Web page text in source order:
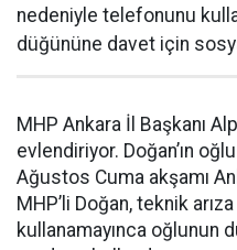
nedeniyle telefonunu
düğününe davet için
MHP Ankara İl Başkanı
evlendiriyor. Doğan’ın
Ağustos Cuma akşamı
MHP’li Doğan, teknik
kullanamayınca oğlunun